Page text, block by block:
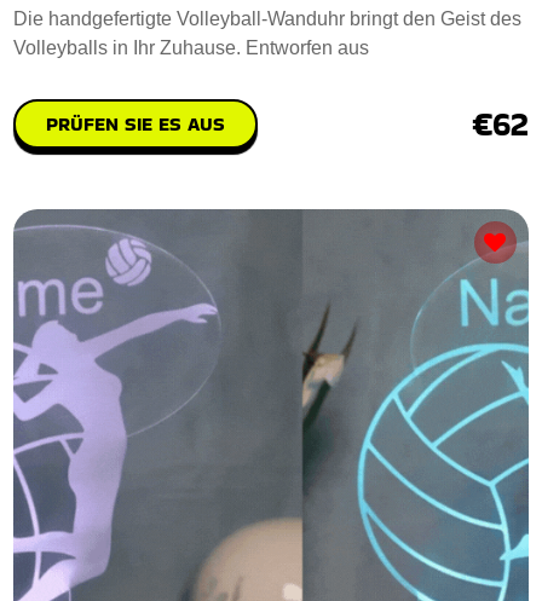
Die handgefertigte Volleyball-Wanduhr bringt den Geist des
Volleyballs in Ihr Zuhause. Entworfen aus
PRÜFEN SIE ES AUS €62